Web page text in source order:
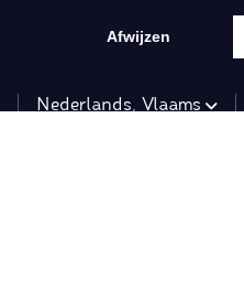
Afwijzen
Nederlands, Vlaams